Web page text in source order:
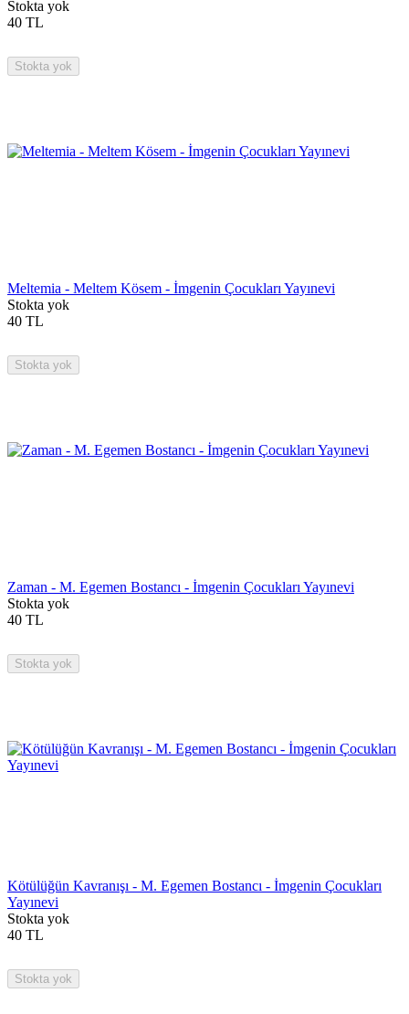
Stokta yok
40 TL
Stokta yok
Meltemia - Meltem Kösem - İmgenin Çocukları Yayınevi
Stokta yok
40 TL
Stokta yok
Zaman - M. Egemen Bostancı - İmgenin Çocukları Yayınevi
Stokta yok
40 TL
Stokta yok
Kötülüğün Kavranışı - M. Egemen Bostancı - İmgenin Çocukları
Yayınevi
Stokta yok
40 TL
Stokta yok